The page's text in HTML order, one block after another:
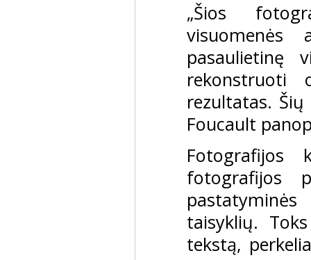
„Šios
pasaulietinę
rekonstruoti
rezultatas.
Foucault
Fotografijos
fotografijos
taisyklių.
tekstą,